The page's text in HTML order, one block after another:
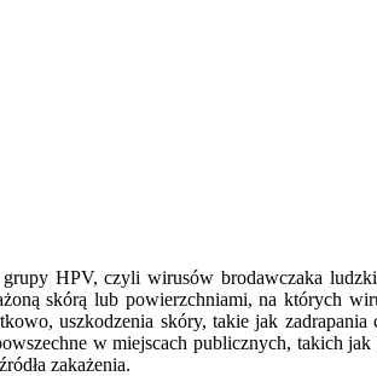
HPV, czyli wirusów brodawczaka
skórą lub powierzchniami, na których
uszkodzenia skóry, takie jak
w miejscach publicznych, takich
zakażenia.